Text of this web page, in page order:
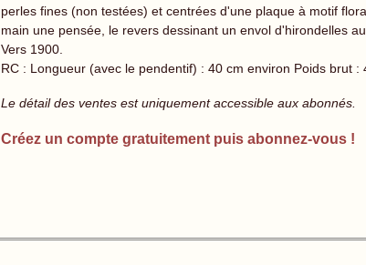
perles fines (non testées) et centrées d'une plaque à motif
main une pensée, le revers dessinant un envol d'hirondelles
Vers 1900.
RC : Longueur (avec le pendentif) : 40 cm environ Poids brut :
Le détail des ventes est uniquement accessible aux abonnés.
Créez un compte gratuitement puis abonnez-vous !